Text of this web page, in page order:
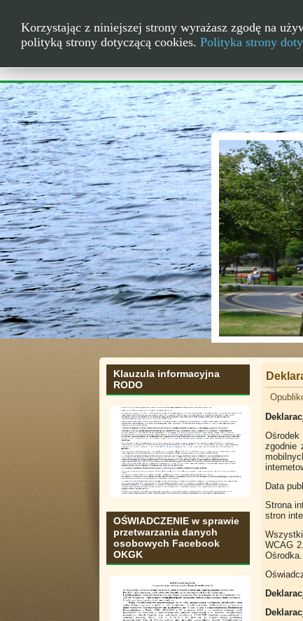
Skwer w
Klauzula informacyjna
RODO
OŚWIADCZENIE w sprawie
przetwarzania danych
osobowych Facebook
OKGK
zgodnie
Data
Strona
stron
WCAG
Ośrodka.
Korzystając z niniejszej strony wyrażasz zgodę na
polityką strony dotyczącą cookies. Polityka strony